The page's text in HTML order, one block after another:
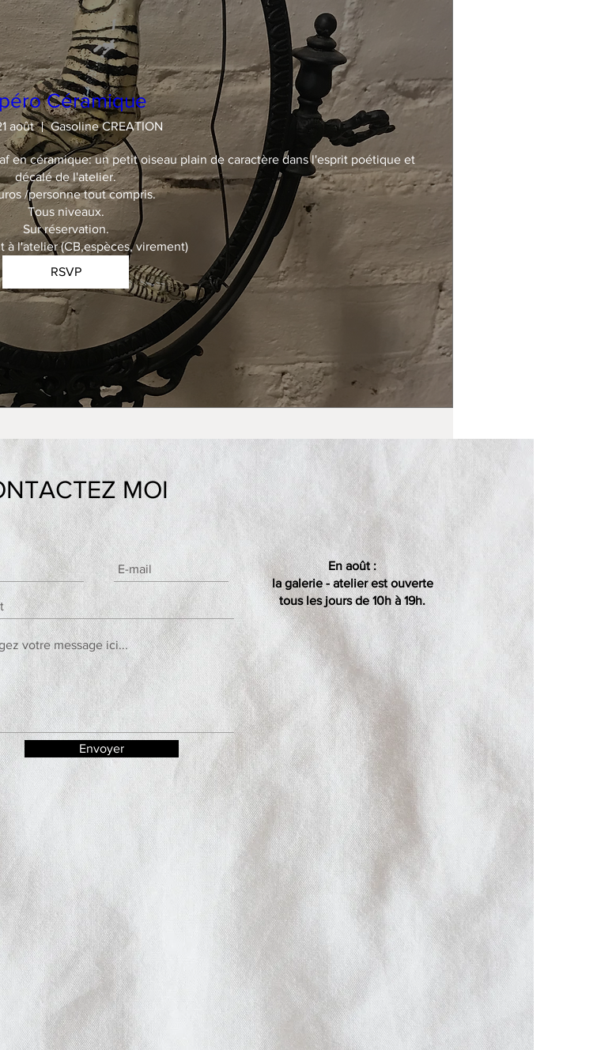
Céramique
août Gasoline CREATION
en céramique: un petit oiseau plain de caractère dans l'esprit poétique et
décalé de l'atelier.
/personne tout compris.
Tous niveaux.
Sur réservation.
à l'atelier (CB,espèces, virement)
RSVP
MOI
Envoyer
En août :
la galerie - atelier est ouverte
tous les jours de 10h à 19h.